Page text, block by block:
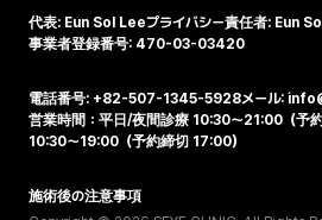
代表: Eun Sol Leeプライバシー責任者: Eun
事業者登録番号: 470-03-03420
電話番号: +82-507-1345-5928メール:
営業時間：平日/夜間診療 10:30～21:00（予
10:30～19:00（予約締切 17:00）
施術後の注意事項